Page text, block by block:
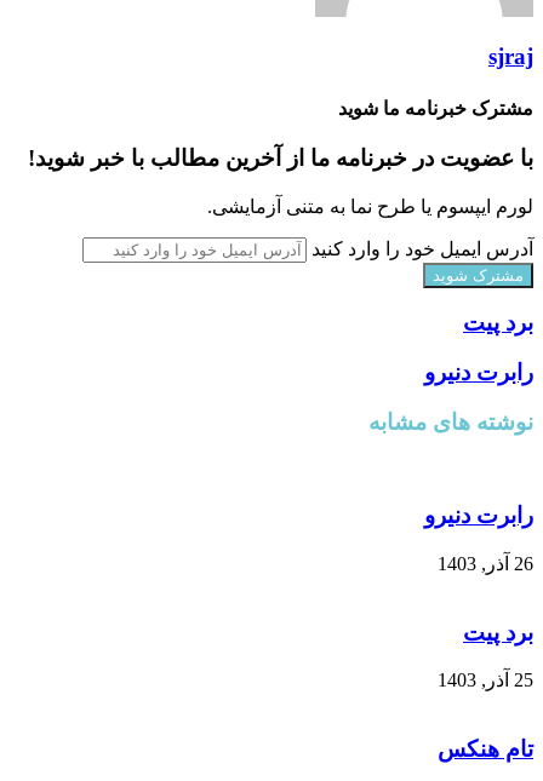
sjraj
مشترک خبرنامه ما شوید
با عضویت در خبرنامه ما از آخرین مطالب با خبر شوید!
لورم ایپسوم یا طرح‌ نما به متنی آزمایشی.
آدرس ایمیل خود را وارد کنید
برد پیت
رابرت دنیرو
نوشته های مشابه
رابرت دنیرو
26 آذر, 1403
برد پیت
25 آذر, 1403
تام هنکس